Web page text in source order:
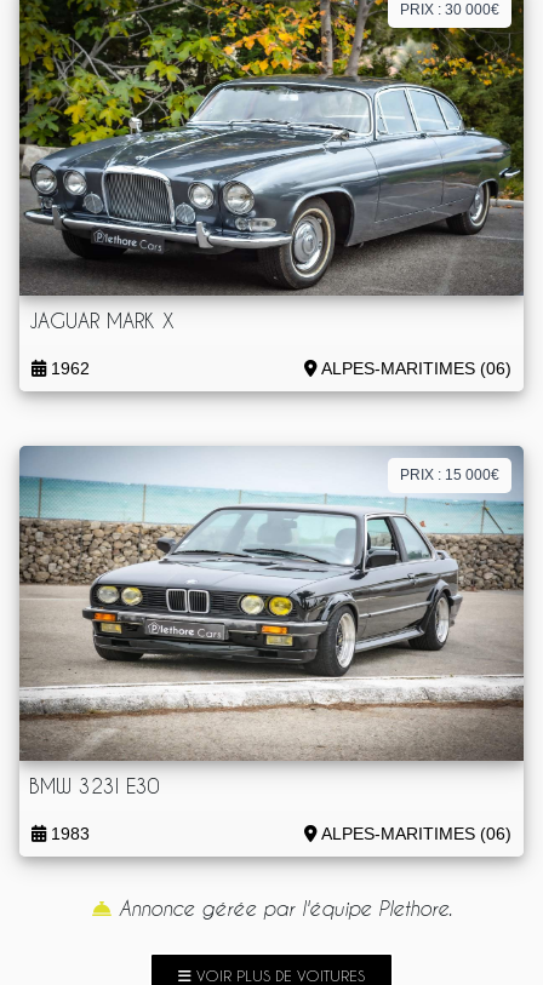
PRIX : 30 000€
JAGUAR MARK X
1962 ALPES-MARITIMES (06)
PRIX : 15 000€
BMW 323I E30
1983 ALPES-MARITIMES (06)
Annonce gérée par l'équipe Plethore.
VOIR PLUS DE VOITURES